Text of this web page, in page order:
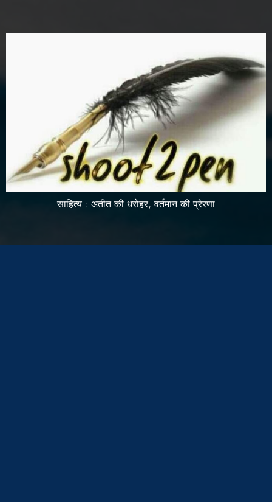
साहित्य : अतीत की धरोहर, वर्तमान की प्रेरणा